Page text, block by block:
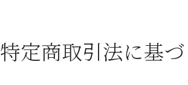
特定商取引法に基